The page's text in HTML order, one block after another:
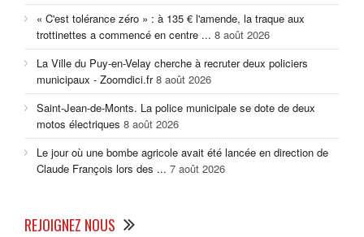
« C'est tolérance zéro » : à 135 € l'amende, la traque aux
trottinettes a commencé en centre ... 8 août 2026
La Ville du Puy-en-Velay cherche à recruter deux policiers
municipaux - Zoomdici.fr 8 août 2026
Saint-Jean-de-Monts. La police municipale se dote de deux
motos électriques 8 août 2026
Le jour où une bombe agricole avait été lancée en direction de
Claude François lors des ... 7 août 2026
REJOIGNEZ NOUS